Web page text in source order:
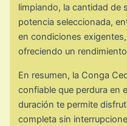
limpiando, la cantidad de
potencia seleccionada,
en condiciones
ofreciendo un
En resumen, la Conga
confiable que perdura en
duración te permite
completa sin